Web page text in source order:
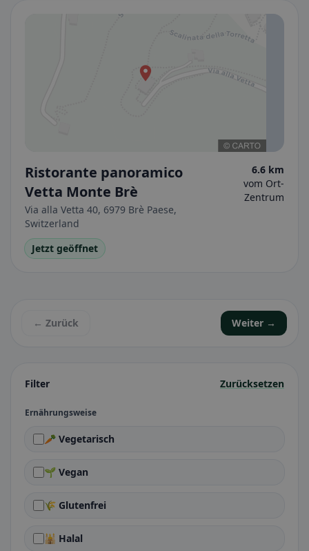
Filter Zurücksetzen
Ernährungsweise
🥕 Vegetarisch
🌱 Vegan
🌾 Glutenfrei
🕌 Halal
Ristorante panoramico
Vetta Monte Brè
Via alla Vetta 40, 6979 Brè Paese,
Switzerland
6.6 km
vom Ort-
Zentrum
Jetzt geöffnet
← Zurück Weiter →